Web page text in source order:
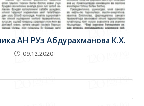
АН РУз Абдурахманова К.Х.
09.12.2020